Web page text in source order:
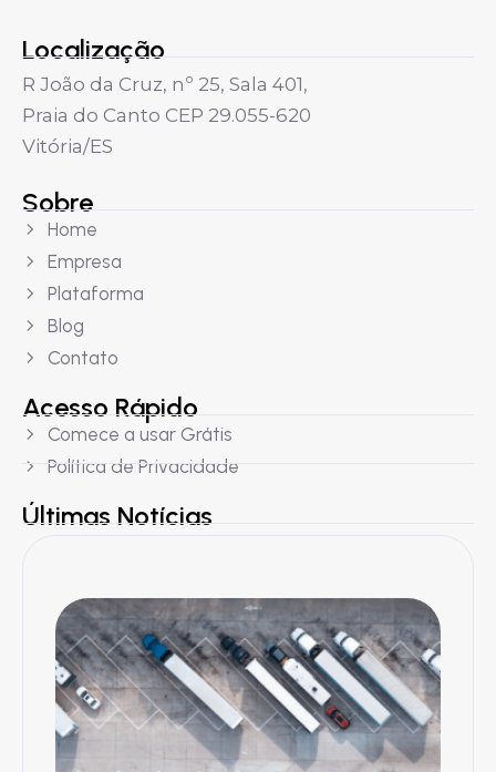
Localização
R João da Cruz, nº 25, Sala 401,
Praia do Canto CEP 29.055-620
Vitória/ES
Sobre
Home
Empresa
Plataforma
Blog
Contato
Acesso Rápido
Comece a usar Grátis
Política de Privacidade
Últimas Notícias